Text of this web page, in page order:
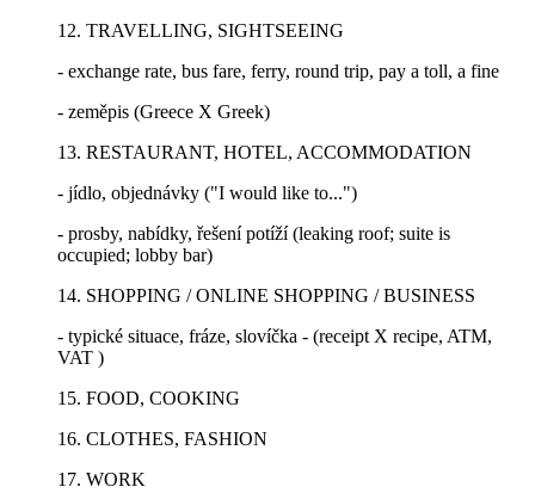
12. TRAVELLING, SIGHTSEEING
- exchange rate, bus fare, ferry, round trip, pay a toll, a fine
- zeměpis (Greece X Greek)
13. RESTAURANT, HOTEL, ACCOMMODATION
- jídlo, objednávky ("I would like to...")
- prosby, nabídky, řešení potíží (leaking roof; suite is
occupied; lobby bar)
14. SHOPPING / ONLINE SHOPPING / BUSINESS
- typické situace, fráze, slovíčka - (receipt X recipe, ATM,
VAT )
15. FOOD, COOKING
16. CLOTHES, FASHION
17. WORK